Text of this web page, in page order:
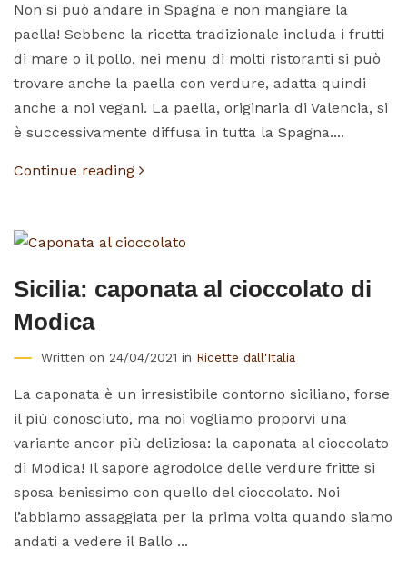
Non si può andare in Spagna e non mangiare la
paella! Sebbene la ricetta tradizionale includa i frutti
di mare o il pollo, nei menu di molti ristoranti si può
trovare anche la paella con verdure, adatta quindi
anche a noi vegani. La paella, originaria di Valencia, si
è successivamente diffusa in tutta la Spagna....
Continue reading
Sicilia: caponata al cioccolato di
Modica
Written on 24/04/2021 in Ricette dall'Italia
La caponata è un irresistibile contorno siciliano, forse
il più conosciuto, ma noi vogliamo proporvi una
variante ancor più deliziosa: la caponata al cioccolato
di Modica! Il sapore agrodolce delle verdure fritte si
sposa benissimo con quello del cioccolato. Noi
l’abbiamo assaggiata per la prima volta quando siamo
andati a vedere il Ballo ...